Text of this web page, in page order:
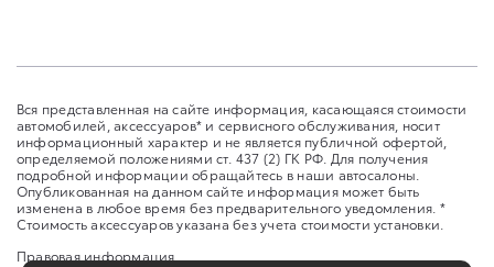
Вся представленная на сайте информация, касающаяся стоимости
автомобилей, аксессуаров* и сервисного обслуживания, носит
информационный характер и не является публичной офертой,
определяемой положениями ст. 437 (2) ГК РФ. Для получения
подробной информации обращайтесь в наши автосалоны.
Опубликованная на данном сайте информация может быть
изменена в любое время без предварительного уведомления. *
Стоимость аксессуаров указана без учета стоимости установки.
Правовая информация